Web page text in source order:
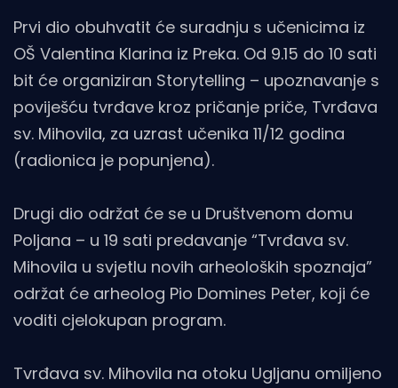
Prvi dio obuhvatit će suradnju s učenicima iz
OŠ Valentina Klarina iz Preka. Od 9.15 do 10 sati
bit će organiziran Storytelling – upoznavanje s
poviješću tvrđave kroz pričanje priče, Tvrđava
sv. Mihovila, za uzrast učenika 11/12 godina
(radionica je popunjena).
Drugi dio održat će se u Društvenom domu
Poljana – u 19 sati predavanje “Tvrđava sv.
Mihovila u svjetlu novih arheoloških spoznaja”
održat će arheolog Pio Domines Peter, koji će
voditi cjelokupan program.
Tvrđava sv. Mihovila na otoku Ugljanu omiljeno